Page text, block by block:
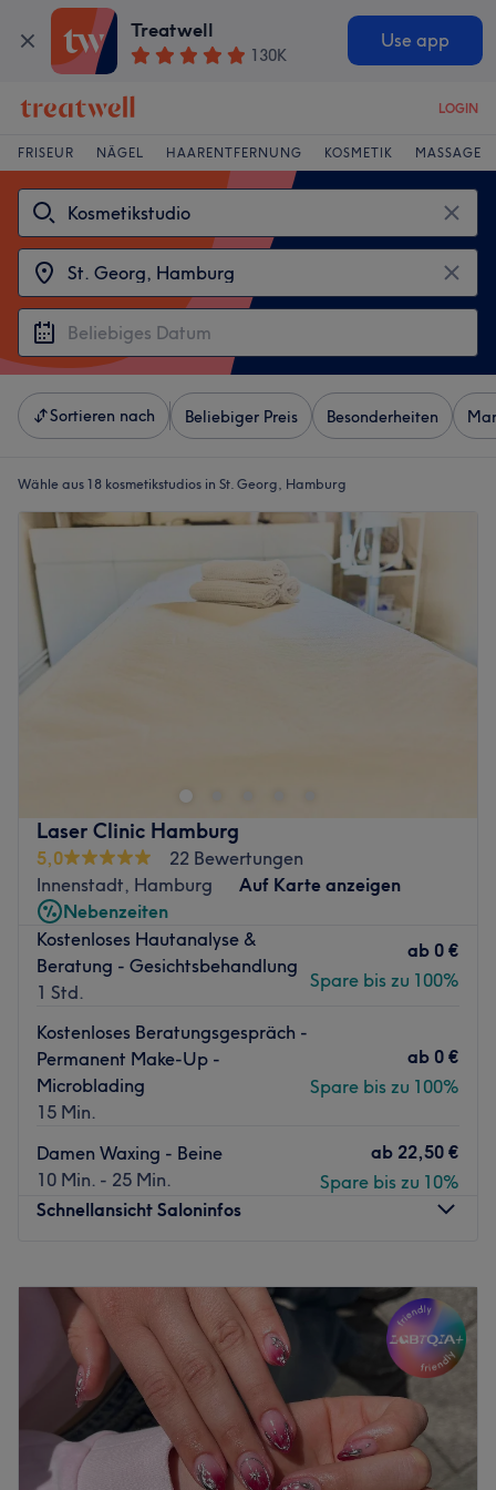
Treatwell
130K
Use app
LOGIN
FRISEUR NÄGEL HAARENTFERNUNG KOSMETIK MASSAGE
Sortieren nach Beliebiger Preis Besonderheiten
Wähle aus 18 kosmetikstudios in St. Georg, Hamburg
Laser Clinic Hamburg
5,0
22 Bewertungen
Innenstadt, Hamburg
Auf Karte anzeigen
Nebenzeiten
Kostenloses Hautanalyse &
Beratung - Gesichtsbehandlung
1 Std.
ab 0 €
Spare bis zu 100%
Kostenloses Beratungsgespräch -
Permanent Make-Up -
Microblading
15 Min.
ab 0 €
Spare bis zu 100%
Damen Waxing - Beine
10 Min. - 25 Min.
ab 22,50 €
Spare bis zu 10%
Schnellansicht Saloninfos
Dienstag
11:00–20:00
Mittwoch
11:00–20:00
Donnerstag
–20:00
Freitag
11:00
20:00
Samstag
11:00–20:00
Sonntag
Geschlossen
Die Laser Clinic Hamburg ist ein modernes Laserstudio